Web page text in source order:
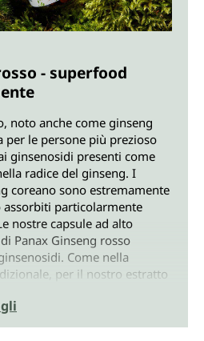
- superfood
noto anche come ginseng
per le persone più prezioso
ginsenosidi presenti come
radice del ginseng. I
coreano sono estremamente
particolarmente
nostre capsule ad alto
Panax Ginseng rosso
Come nella
per il nostro estratto